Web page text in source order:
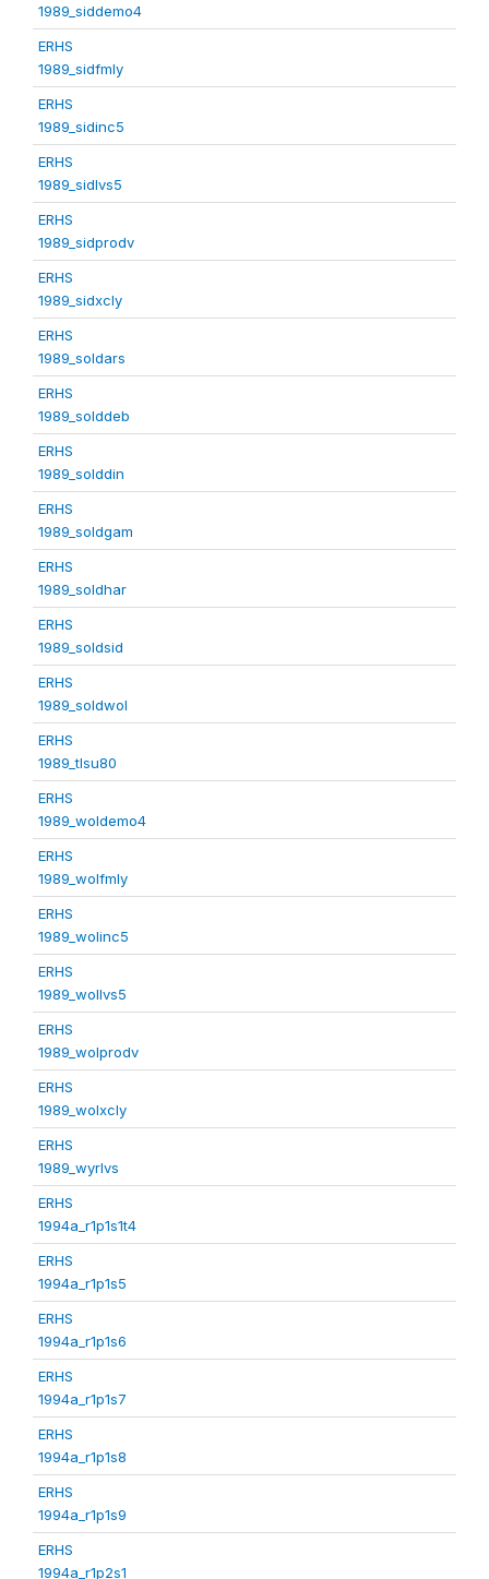
1989_siddemo4
ERHS
1989_sidfmly
ERHS
1989_sidinc5
ERHS
1989_sidlvs5
ERHS
1989_sidprodv
ERHS
1989_sidxcly
ERHS
1989_soldars
ERHS
1989_solddeb
ERHS
1989_solddin
ERHS
1989_soldgam
ERHS
1989_soldhar
ERHS
1989_soldsid
ERHS
1989_soldwol
ERHS
1989_tlsu80
ERHS
1989_woldemo4
ERHS
1989_wolfmly
ERHS
1989_wolinc5
ERHS
1989_wollvs5
ERHS
1989_wolprodv
ERHS
1989_wolxcly
ERHS
1989_wyrlvs
ERHS
1994a_r1p1s1t4
ERHS
1994a_r1p1s5
ERHS
1994a_r1p1s6
ERHS
1994a_r1p1s7
ERHS
1994a_r1p1s8
ERHS
1994a_r1p1s9
ERHS
1994a_r1p2s1